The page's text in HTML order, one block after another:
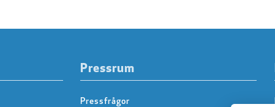
Pressrum
Pressfrågor